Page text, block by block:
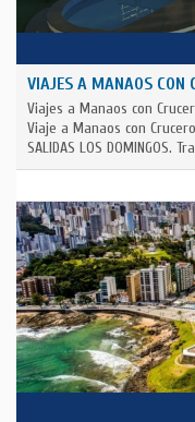
VIAJES A MANAOS CON
Viajes a Manaos con
Viaje a Manaos con
SALIDAS LOS